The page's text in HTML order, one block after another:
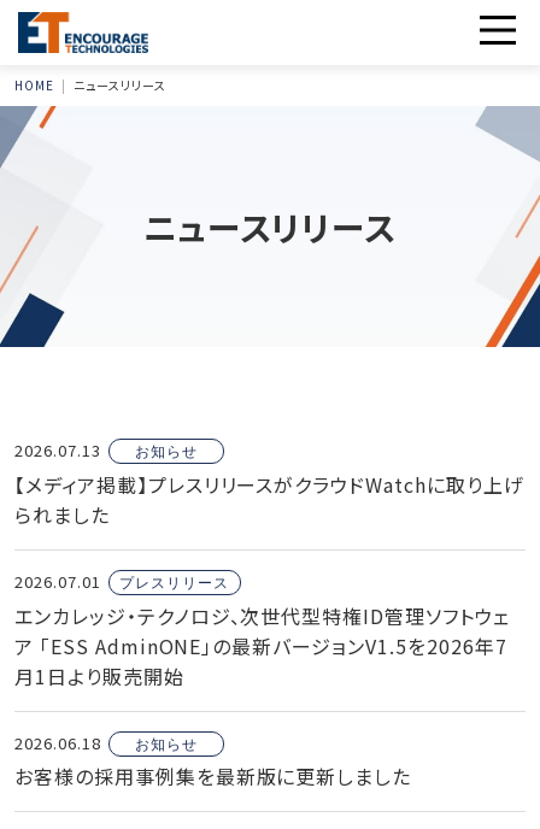
HOME ニュースリリース
ニュースリリース
2026.07.13 お知らせ
【メディア掲載】プレスリリースがクラウドWatchに取り上げ
られました
2026.07.01 プレスリリース
エンカレッジ・テクノロジ、次世代型特権ID管理ソフトウェ
ア 「ESS AdminONE」の最新バージョンV1.5を2026年7
月1日より販売開始
2026.06.18 お知らせ
お客様の採用事例集を最新版に更新しました